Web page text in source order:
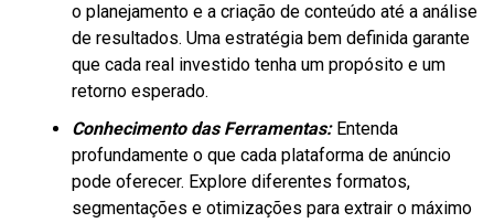
o planejamento e a criação de conteúdo até a análise
de resultados. Uma estratégia bem definida garante
que cada real investido tenha um propósito e um
retorno esperado.
Conhecimento das Ferramentas: Entenda
profundamente o que cada plataforma de anúncio
pode oferecer. Explore diferentes formatos,
segmentações e otimizações para extrair o máximo